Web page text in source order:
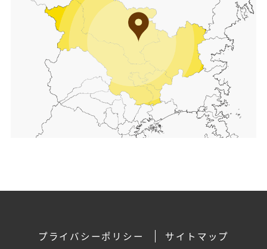
プライバシーポリシー サイトマップ